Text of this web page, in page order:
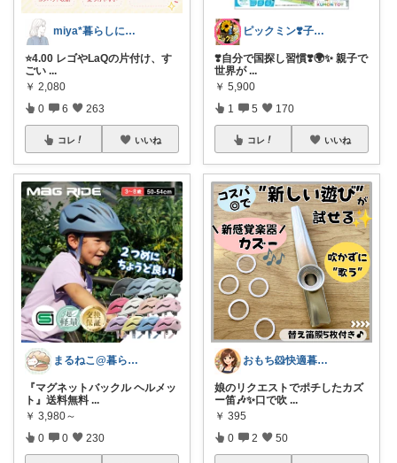
miya*暮らしに役立つ楽天セレクト
⭐️4.00 レゴやLaQの片付け、す
ごい ...
￥ 2,080
0 6 263
コレ いいね
まるねこ@暮らしと子育て🐈️🌸
『マグネットバックル ヘルメッ
ト』送料無料 ...
￥ 3,980～
0 0 230
ピックミン❣️子育てパパママ応援グッズ
❣️自分で国探し習慣❣️🌍✨ 親子で
世界が ...
￥ 5,900
1 5 170
コレ いいね
おもち🐹快適暮らし🌸オリ写🪴
娘のリクエストでポチしたカズ
ー笛🎶✨口で吹 ...
￥ 395
0 2 50